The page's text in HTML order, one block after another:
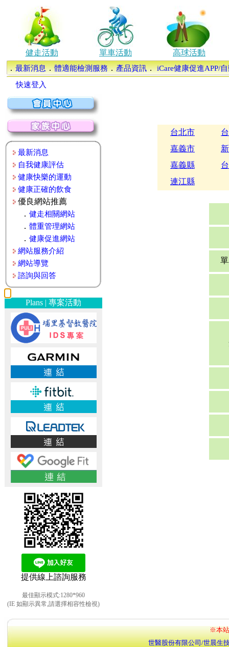
健走活動 單車活動
高球活動
．最新消息．體適能檢測服務．產品資訊．iCare健康促進APP/
快速登入
最新消息
自我健康評估
健康快樂的運動
健康正確的飲食
優良網站推薦
． 健走相關網站
． 體重管理網站
． 健康促進網站
網站服務介紹
網站導覽
諮詢與回答
Plans | 專案活動
提供線上諮詢服務
最佳顯示模式:1280*960
(IE 如顯示異常,請選擇相容性檢視)
台北市
嘉義市
嘉義縣
連江縣
※本站
世醫股份有限公司/世晨生